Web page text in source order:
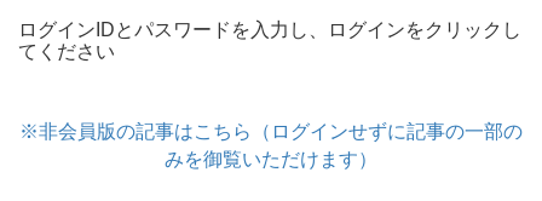
ログインIDとパスワードを入力し、ログインをクリックし
てください
※非会員版の記事はこちら（ログインせずに記事の一部の
みを御覧いただけます）